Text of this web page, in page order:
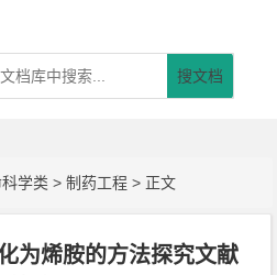
搜文档
学类 >制药工程 > 正文
为烯胺的方法探究文献